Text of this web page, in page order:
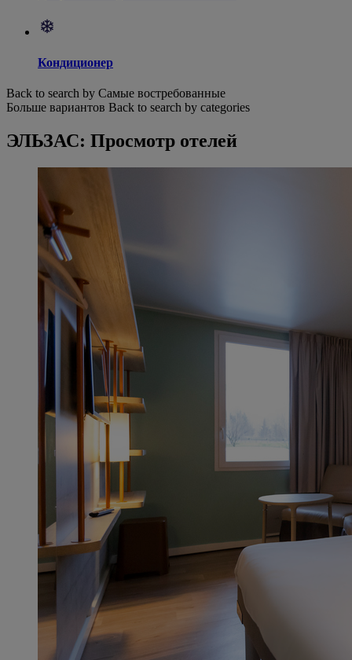
Кондиционер
Back to search by Самые востребованные
Больше вариантов Back to search by categories
ЭЛЬЗАС: Просмотр отелей